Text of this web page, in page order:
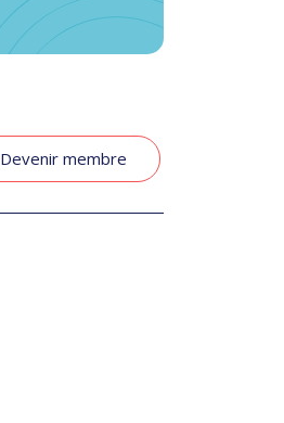
Devenir membre